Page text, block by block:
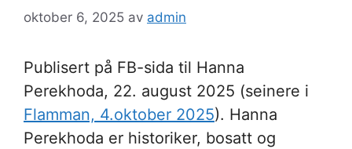
oktober 6, 2025 av admin
Publisert på FB-sida til Hanna
Perekhoda, 22. august 2025 (seinere i
Flamman, 4.oktober 2025). Hanna
Perekhoda er historiker, bosatt og